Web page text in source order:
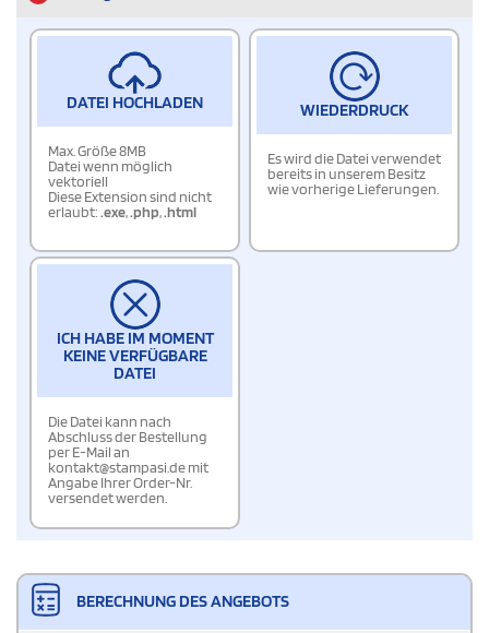
DATEI HOCHLADEN
Max. Größe 8MB
Datei wenn möglich
vektoriell
Diese Extension sind nicht
erlaubt:.exe,.php,.html
WIEDERDRUCK
Es wird die Datei verwendet
bereits in unserem Besitz
wie vorherige Lieferungen.
ICH HABE IM MOMENT
KEINE VERFÜGBARE
DATEI
Die Datei kann nach
Abschluss der Bestellung
per E-Mail an
kontakt@stampasi.de mit
Angabe Ihrer Order-Nr.
versendet werden.
BERECHNUNG DES ANGEBOTS